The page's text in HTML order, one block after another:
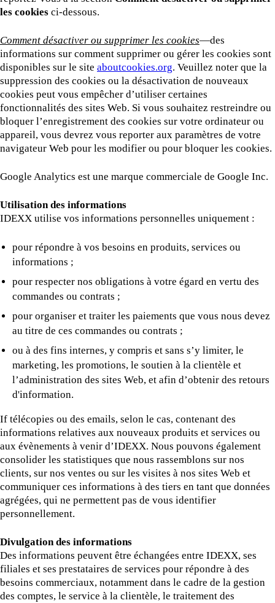
les cookies ci-dessous.
Comment désactiver ou supprimer les cookies—des
informations sur comment supprimer ou gérer les cookies sont
disponibles sur le site aboutcookies.org. Veuillez noter que la
suppression des cookies ou la désactivation de nouveaux
cookies peut vous empêcher d’utiliser certaines
fonctionnalités des sites Web. Si vous souhaitez restreindre ou
bloquer l’enregistrement des cookies sur votre ordinateur ou
appareil, vous devrez vous reporter aux paramètres de votre
navigateur Web pour les modifier ou pour bloquer les cookies.
Google Analytics est une marque commerciale de Google Inc.
Utilisation des informations
IDEXX utilise vos informations personnelles uniquement :
pour répondre à vos besoins en produits, services ou
informations ;
pour respecter nos obligations à votre égard en vertu des
commandes ou contrats ;
pour organiser et traiter les paiements que vous nous devez
au titre de ces commandes ou contrats ;
ou à des fins internes, y compris et sans s’y limiter, le
marketing, les promotions, le soutien à la clientèle et
l’administration des sites Web, et afin d’obtenir des retours
d'information.
If télécopies ou des emails, selon le cas, contenant des
informations relatives aux nouveaux produits et services ou
aux évènements à venir d’IDEXX. Nous pouvons également
consolider les statistiques que nous rassemblons sur nos
clients, sur nos ventes ou sur les visites à nos sites Web et
communiquer ces informations à des tiers en tant que données
agrégées, qui ne permettent pas de vous identifier
personnellement.
Divulgation des informations
Des informations peuvent être échangées entre IDEXX, ses
filiales et ses prestataires de services pour répondre à des
besoins commerciaux, notamment dans le cadre de la gestion
des comptes, le service à la clientèle, le traitement des